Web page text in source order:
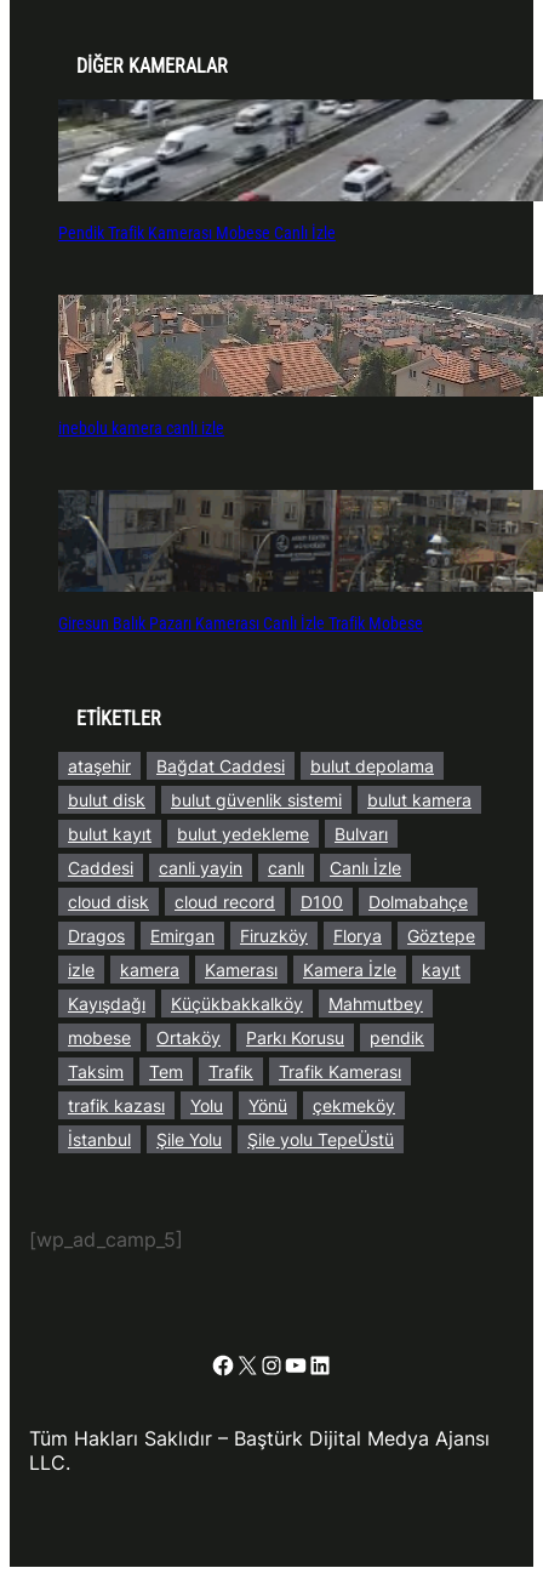
DİĞER KAMERALAR
Pendik Trafik Kamerası Mobese Canlı İzle
inebolu kamera canlı izle
Giresun Balık Pazarı Kamerası Canlı İzle Trafik Mobese
ETİKETLER
ataşehir Bağdat Caddesi
bulut depolama
bulut disk
bulut güvenlik sistemi
bulut kamera
bulut kayıt
bulut yedekleme
Bulvarı
Caddesi
canli yayin canlı
Canlı İzle
cloud disk
cloud record D100
Dolmabahçe
Dragos
Emirgan Firuzköy Florya
Göztepe
izle
kamera Kamerası Kamera İzle
kayıt
Kayışdağı
Küçükbakkalköy
Mahmutbey
mobese
Ortaköy Parkı Korusu
pendik
Taksim
Tem Trafik
Trafik Kamerası
trafik kazası
Yolu Yönü
çekmeköy
İstanbul
Şile Yolu Şile yolu TepeÜstü
[wp_ad_camp_5]
Facebook
X Instagram
YouTube
LinkedIn
Tüm Hakları Saklıdır – Baştürk Dijital Medya Ajansı
LLC.